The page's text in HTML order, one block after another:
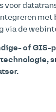
voor
met
via de
of GIS-